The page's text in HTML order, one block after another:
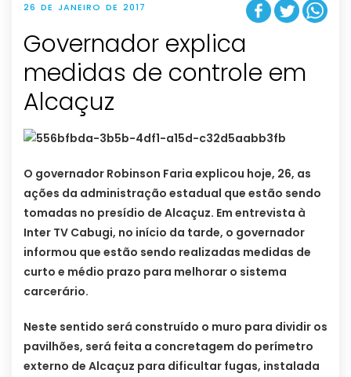
26 DE JANEIRO DE 2017
Governador explica
medidas de controle em
Alcaçuz
O governador Robinson Faria explicou hoje, 26, as
ações da administração estadual que estão sendo
tomadas no presídio de Alcaçuz. Em entrevista à
Inter TV Cabugi, no início da tarde, o governador
informou que estão sendo realizadas medidas de
curto e médio prazo para melhorar o sistema
carcerário.
Neste sentido será construído o muro para dividir os
pavilhões, será feita a concretagem do perímetro
externo de Alcaçuz para dificultar fugas, instalada